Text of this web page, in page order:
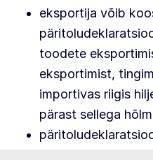
eksportija võib
toodete
eksportimist,
importivas riigis
pärast sellega